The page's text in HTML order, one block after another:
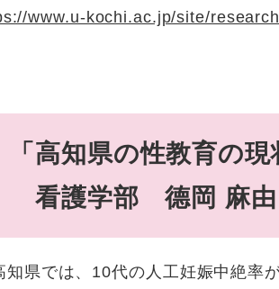
www.u-kochi.ac.jp/site/
「高知県の性教育の
看護学部 德岡 麻由
県では、10代の人工妊娠中絶率